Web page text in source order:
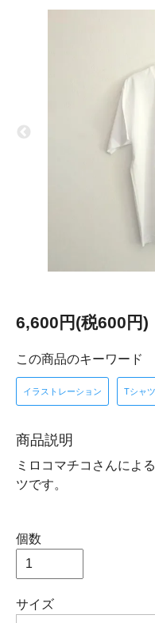
6,600円(税600円)
この商品のキーワード
イラストレーション Tシャツ
商品説明
ミロコマチコさんによ
ツです。
個数
サイズ